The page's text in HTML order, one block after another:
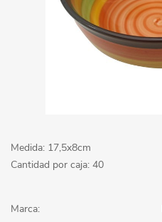
Medida: 17,5x8cm
Cantidad por caja: 40
Marca: